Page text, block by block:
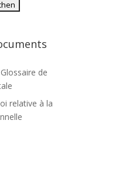
Glossaire de
relative à la